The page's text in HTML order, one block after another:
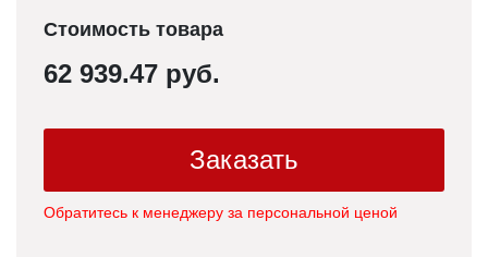
Стоимость товара
62 939.47 руб.
Заказать
Обратитесь к менеджеру за персональной ценой